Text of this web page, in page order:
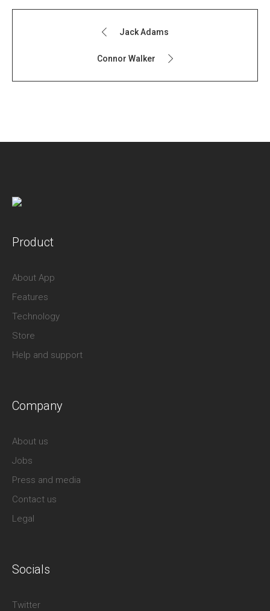
Jack Adams
Connor Walker
Product
About App
Features
Technology
Store
Help and support
Company
About us
Jobs
Press and media
Contact us
Legal
Socials
Twitter